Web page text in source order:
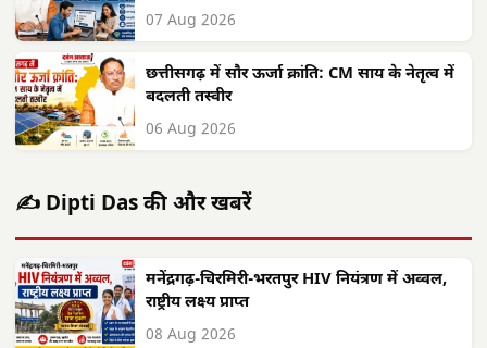
07 Aug 2026
छत्तीसगढ़ में सौर ऊर्जा क्रांति: CM साय के नेतृत्व में
बदलती तस्वीर
06 Aug 2026
✍️ Dipti Das की और खबरें
मनेंद्रगढ़-चिरमिरी-भरतपुर HIV नियंत्रण में अव्वल,
राष्ट्रीय लक्ष्य प्राप्त
08 Aug 2026